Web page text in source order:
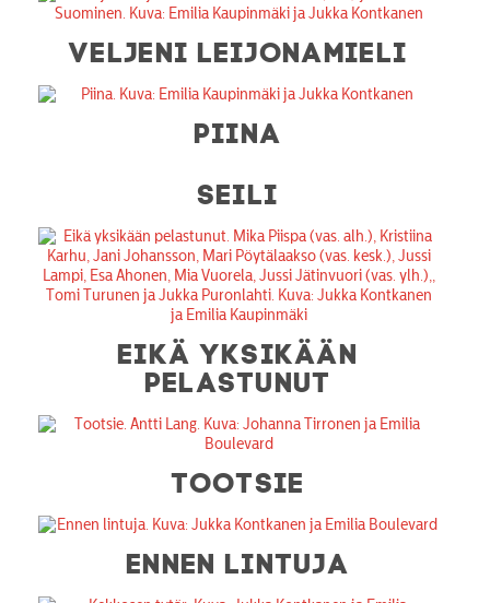
VELJENI LEIJONAMIELI
PIINA
SEILI
EIKÄ YKSIKÄÄN
PELASTUNUT
TOOTSIE
ENNEN LINTUJA